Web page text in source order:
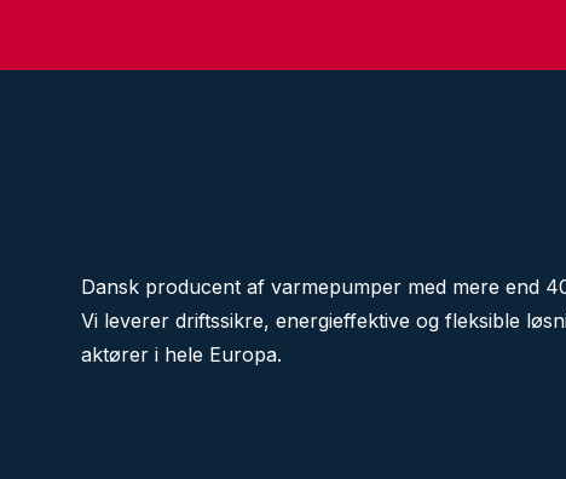
Dansk producent af varmepumper med mere end
Vi leverer driftssikre, energieffektive og fleksible
aktører i hele Europa.